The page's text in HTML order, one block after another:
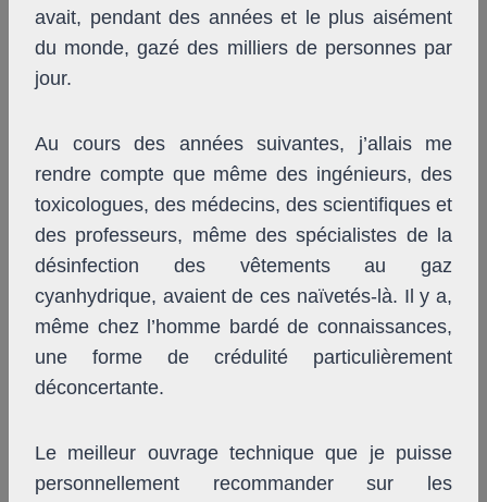
avait, pendant des années et le plus aisément
du monde, gazé des milliers de personnes par
jour.
Au cours des années suivantes, j’allais me
rendre compte que même des ingénieurs, des
toxicologues, des médecins, des scientifiques et
des professeurs, même des spécialistes de la
désinfection des vêtements au gaz
cyanhydrique, avaient de ces naïvetés-là. Il y a,
même chez l’homme bardé de connaissances,
une forme de crédulité particulièrement
déconcertante.
Le meilleur ouvrage technique que je puisse
personnellement recommander sur les